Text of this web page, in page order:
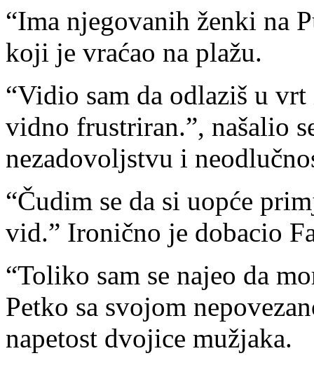
“Ima njegovanih ženki na
koji je vraćao na plažu.
“Vidio sam da odlaziš u
vidno frustriran.”, našalio
nezadovoljstvu i
“Čudim se da si uopće
vid.” Ironično je dobacio
“Toliko sam se najeo da
Petko sa svojom
napetost dvojice mužjaka.